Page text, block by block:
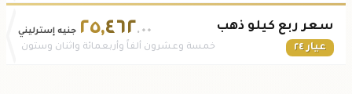
سعر ربع كيلو ذهب
عيار ٢٤
٢٥,٤٦٢.٠٠ جنيه إسترليني
خمسة وعشرون ألفاً وأربعمائة واثنان وستون